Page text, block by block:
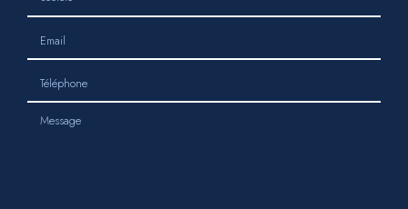
Email
Téléphone
Message